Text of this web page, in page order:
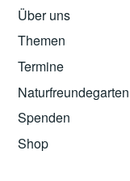
Über uns
Themen
Termine
Naturfreundegarten
Spenden
Shop